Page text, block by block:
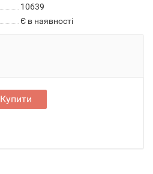
10639
Є в наявності
Купити